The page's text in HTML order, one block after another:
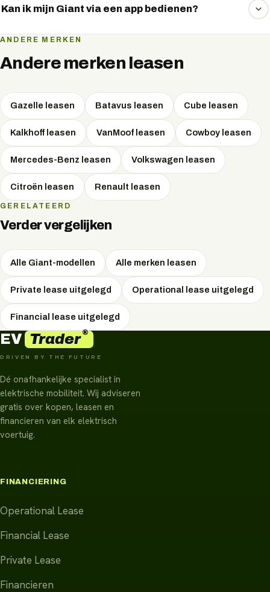
basis van je trapkracht, cadans en snelheid voor een
Kan ik mijn Giant via een app bedienen?
Ja, met de RideControl-app houd je ritgegevens,
actieradius en accustatus eenvoudig in de gaten.
ANDERE MERKEN
Andere merken leasen
Gazelle leasen Batavus leasen Cube leasen
Kalkhoff leasen VanMoof leasen Cowboy leasen
Mercedes-Benz leasen Volkswagen leasen
Citroën leasen Renault leasen
GERELATEERD
Verder vergelijken
Alle Giant-modellen Alle merken leasen
Private lease uitgelegd Operational lease uitgelegd
Financial lease uitgelegd
EV Trader®
DRIVEN BY THE FUTURE
Dé onafhankelijke specialist in
elektrische mobiliteit. Wij adviseren
gratis over kopen, leasen en
financieren van elk elektrisch
voertuig.
FINANCIERING
Operational Lease
Financial Lease
Private Lease
Financieren